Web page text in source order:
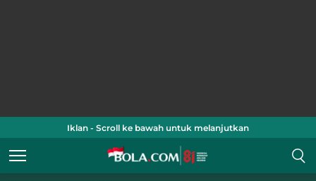
Iklan - Scroll ke bawah untuk melanjutkan